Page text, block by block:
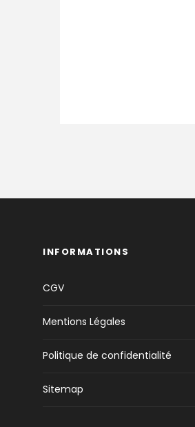
INFORMATIONS
CGV
Mentions Légales
Politique de confidentialité
Sitemap